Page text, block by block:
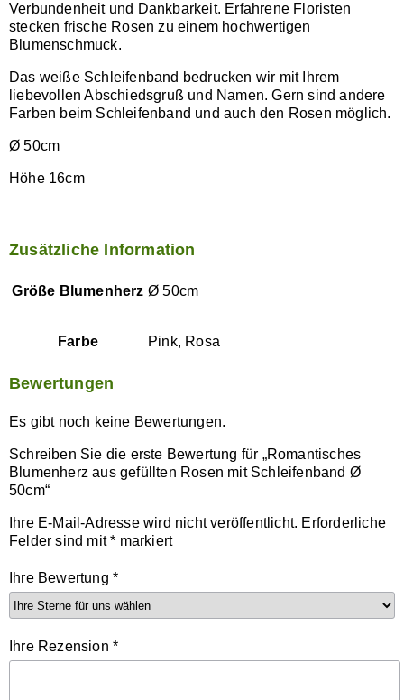
Verbundenheit und Dankbarkeit. Erfahrene Floristen
stecken frische Rosen zu einem hochwertigen
Blumenschmuck.
Das weiße Schleifenband bedrucken wir mit Ihrem
liebevollen Abschiedsgruß und Namen. Gern sind andere
Farben beim Schleifenband und auch den Rosen möglich.
Ø 50cm
Höhe 16cm
Zusätzliche Information
Größe Blumenherz Ø 50cm
Farbe Pink, Rosa
Bewertungen
Es gibt noch keine Bewertungen.
Schreiben Sie die erste Bewertung für „Romantisches
Blumenherz aus gefüllten Rosen mit Schleifenband Ø
50cm“
Ihre E-Mail-Adresse wird nicht veröffentlicht. Erforderliche
Felder sind mit* markiert
Ihre Bewertung *
Ihre Rezension *